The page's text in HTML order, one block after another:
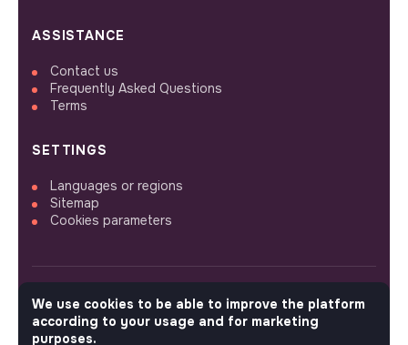
ASSISTANCE
Contact us
Frequently Asked Questions
Terms
SETTINGS
Languages or regions
Sitemap
Cookies parameters
FOLLOW US
We use cookies to be able to improve the platform
according to your usage and for marketing
purposes.